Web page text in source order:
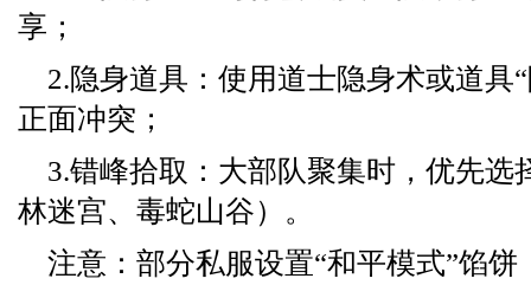
享；
2.隐身道具：使用道士隐身术或道具
正面冲突；
3.错峰拾取：大部队聚集时，优先选
林迷宫、毒蛇山谷）。
注意：部分私服设置“和平模式”馅